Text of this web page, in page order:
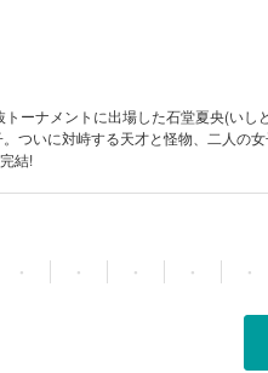
ーナメントに出場した石堂夏央(いし
ついに対峙する天才と怪物、二人の
結!
・ ・ ・ ・ ・